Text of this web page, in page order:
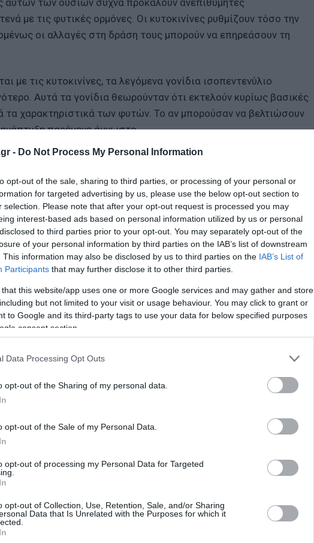
- Do Not Process My Personal Information
opt-out of the sale, sharing to third parties, or processing of your personal or
for targeted advertising by us, please use the below opt-out section to
selection. Please note that after your opt-out request is processed you may
interest-based ads based on personal information utilized by us or personal
to third parties prior to your opt-out. You may separately opt-out of the
of your personal information by third parties on the IAB’s list of downstream
This information may also be disclosed by us to third parties on the IAB’s List of
Participants that may further disclose it to other third parties.
that this website/app uses one or more Google services and may gather and store
but not limited to your visit or usage behaviour. You may click to grant or
to Google and its third-party tags to use your data for below specified purposes
consent section.
Data Processing Opt Outs
opt-out of the Sharing of my personal data.
opt-out of the Sale of my Personal Data.
opt-out of processing my Personal Data for Targeted
opt-out of Collection, Use, Retention, Sale, and/or Sharing
Data that Is Unrelated with the Purposes for which it
των ουσιών συχνά προκαλούν ανεπιθύμητες
με τις φυτικές ορμόνες. Οι κυτοκινίνες ρυθμίζουν τόσο την
οι αλλαγές στη δράση τους μπορούν να επηρεάσουν τη
με τις κυτοκινίνες, τα λεγόμενα γονίδια ισοπεντενύλιο
Αυτά τα γονίδια θεωρούνταν ότι εκτελούν κυρίως βασικές
τα χαρακτηριστικά των φυτών. Το αν μπορούσαν να βελτιώσουν
παρέμενε άγνωστο.
στην Ιαπωνία και το Πανεπιστήμιο του Κονέκτικατ
φράουλες. Εστίασαν στο γονίδιο FveIPT2, ένα γονίδιο
Δημιουργώντας φυτά που παρήγαγαν περισσότερο από αυτό
των καρπών.
επίπεδα ανθοκυανινών και τερπενοειδών στους
των καρπών και τα επίπεδα σακχάρων παρέμειναν
άποψη ότι τα γονίδια συντήρησης είναι παθητικά και
καλλιεργειών.
συνδέεται με την παραγωγή της κυτοκινίνης cis-zeatin. Σε
και επηρεάζουν έντονα την ανάπτυξη, η αύξηση της
στα συνολικά επίπεδα κυτοκινινών.
μετά τα κρούσματα στο κρουαζιερόπλοιο
ενεργοποιεί την κοινωνία για την Υγεία
του υπουργείου Υγείας
Lykavitos.gr στο Google News
όλες τις ειδήσεις